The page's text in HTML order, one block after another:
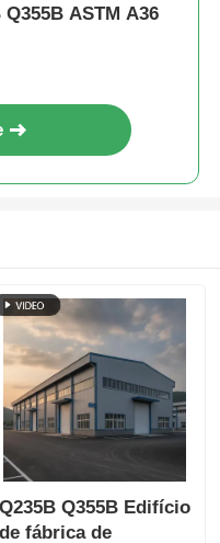
Q355B ASTM A36
Q235B Q355B Edifício
de fábrica de